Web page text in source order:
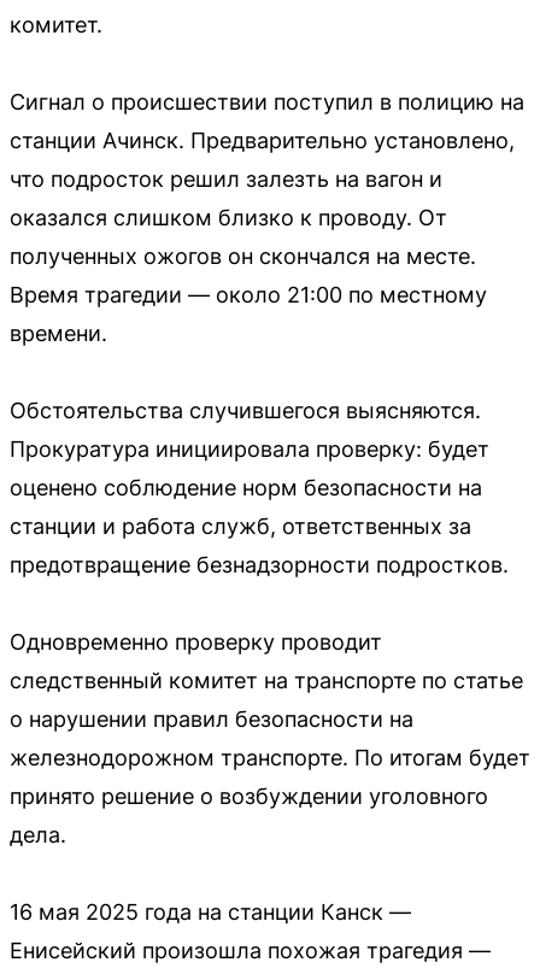
комитет.
Сигнал о происшествии поступил в полицию на
станции Ачинск. Предварительно установлено,
что подросток решил залезть на вагон и
оказался слишком близко к проводу. От
полученных ожогов он скончался на месте.
Время трагедии — около 21:00 по местному
времени.
Обстоятельства случившегося выясняются.
Прокуратура инициировала проверку: будет
оценено соблюдение норм безопасности на
станции и работа служб, ответственных за
предотвращение безнадзорности подростков.
Одновременно проверку проводит
следственный комитет на транспорте по статье
о нарушении правил безопасности на
железнодорожном транспорте. По итогам будет
принято решение о возбуждении уголовного
дела.
16 мая 2025 года на станции Канск —
Енисейский произошла похожая трагедия —